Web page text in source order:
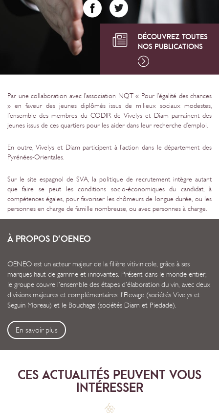
DÉCOUVREZ TOUTES
NOS PUBLICATIONS
Par une collaboration avec l’association NQT « Pour l’égalité des chances
» en faveur des jeunes diplômés issus de milieux sociaux modestes,
l’ensemble des membres du CODIR de Vivelys et Diam parrainent des
jeunes issus de ces quartiers pour les aider dans leur recherche d’emploi.
En outre, Vivelys et Diam participent à l’action dans le département des
Pyrénées-Orientales.
Sur le site espagnol de SVA, la politique de recrutement intègre autant
que faire se peut les conditions socio-économiques du candidat, à
compétences égales, pour favoriser les chômeurs de longue durée, ou les
personnes en charge de famille nombreuse, ou avec personnes à charge.
À PROPOS D’OENEO
OENEO est un acteur majeur de la filière vitivinicole, grâce à ses
marques haut de gamme et innovantes. Présent dans le monde entier,
le groupe couvre l’ensemble des étapes d’élaboration du vin, avec deux
divisions majeures et complémentaires: l’Elevage (sociétés Vivelys et
Seguin Moreau) et le Bouchage (sociétés Diam et Piedade).
En savoir plus
CES ACTUALITÉS PEUVENT VOUS
INTÉRESSER